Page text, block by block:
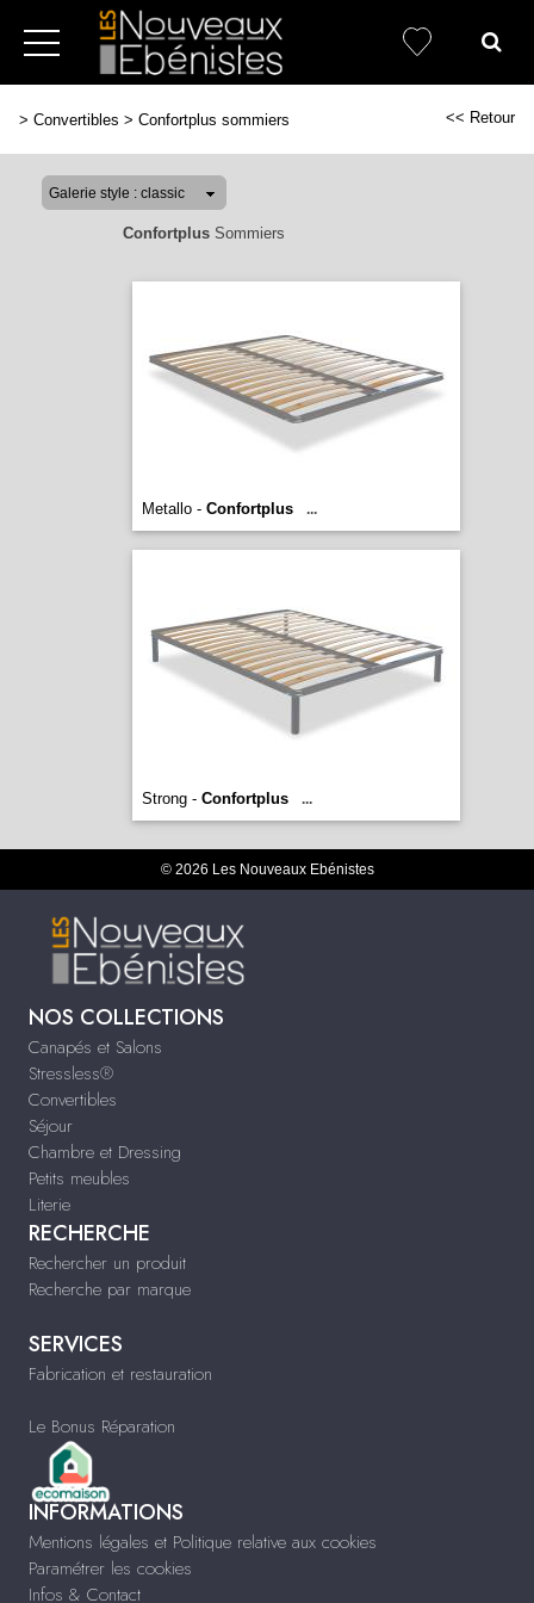
> Convertibles > Confortplus sommiers << Retour
ConfortplusSommiers
Metallo - Confortplus ...
Strong - Confortplus ...
© 2026 Les Nouveaux Ebénistes
NOS COLLECTIONS
Canapés et Salons
Stressless®
Convertibles
Séjour
Chambre et Dressing
Petits meubles
Literie
RECHERCHE
Rechercher un produit
Recherche par marque
SERVICES
Fabrication et restauration
Le Bonus Réparation
INFORMATIONS
Mentions légales et Politique relative aux cookies
Paramétrer les cookies
Infos & Contact